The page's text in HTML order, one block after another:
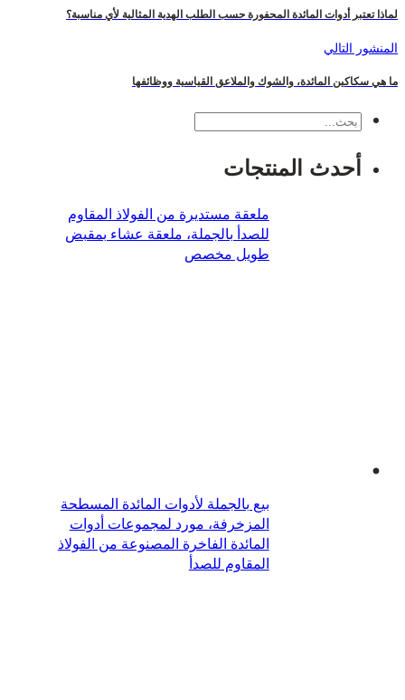
تعتبر أدوات المائدة المحفورة حسب الطلب الهدية المثالية لأي مناسبة؟
التالي
المائدة، والشوك والملاعق القياسية ووظائفها
بحث
أحدث المنتجات
ملعقة مستديرة من الفولاذ المقاوم
للصدأ بالجملة، ملعقة عشاء بمقبض
طويل مخصص
بيع بالجملة لأدوات المائدة المسطحة
المزخرفة، مورد لمجموعات أدوات
المائدة الفاخرة المصنوعة من الفولاذ
المقاوم للصدأ